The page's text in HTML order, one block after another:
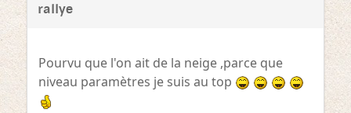
rallye
Pourvu que l'on ait de la neige ,parce que
niveau paramètres je suis au top